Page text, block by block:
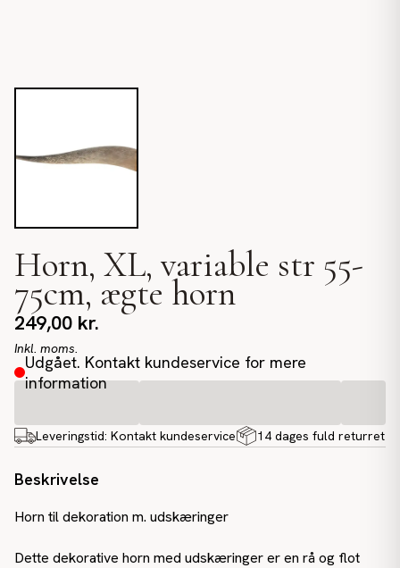
Horn, XL, variable str 55-
75cm, ægte horn
249,00 kr.
Inkl. moms.
Udgået. Kontakt kundeservice for mere
information
Leveringstid: Kontakt kundeservice 14 dages fuld returret
Beskrivelse
Horn til dekoration m. udskæringer
Dette dekorative horn med udskæringer er en rå og flot